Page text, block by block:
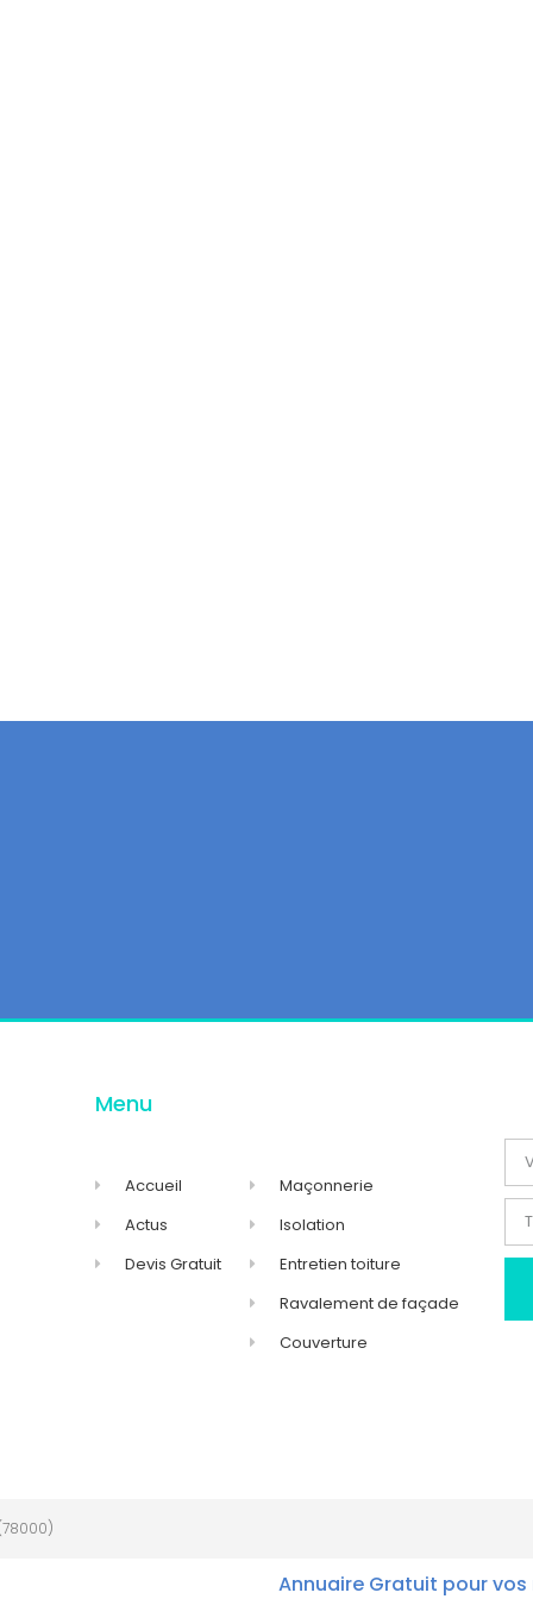
Menu
Accueil
Actus
Devis Gratuit
Maçonnerie
Isolation
Entretien toiture
Ravalement de façade
Couverture
(78000)
Annuaire Gratuit pour